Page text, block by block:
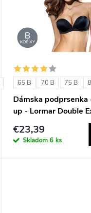
65 B 70 B 75 B
Dámska podprsenka
up - Lormar Double
€23,39
Skladom6 ks